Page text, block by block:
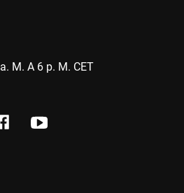
M. A 6 p. M. CET